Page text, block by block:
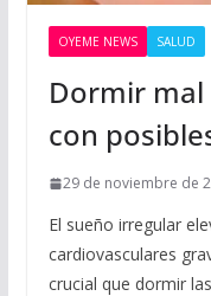
OYEME NEWS SALUD
Dormir
con
29 de noviembre de
El sueño irregular
cardiovasculares
crucial que dormir